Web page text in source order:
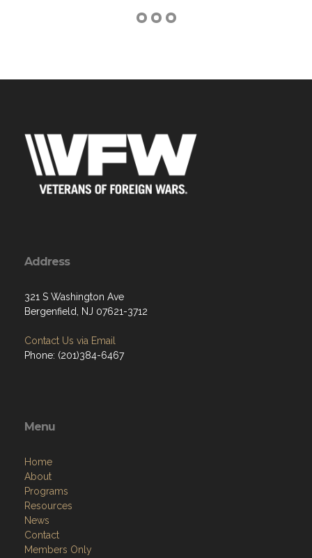
Address
321 S Washington Ave
Bergenfield, NJ 07621-3712
Contact Us via Email
Phone: (201)384-6467
Menu
Home
About
Programs
Resources
News
Contact
Members Only